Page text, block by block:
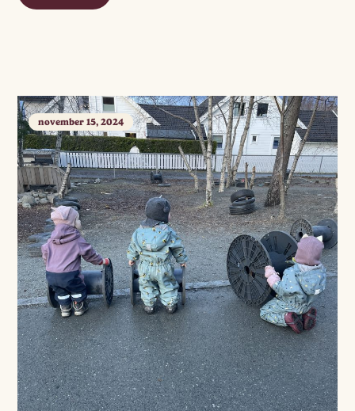
november 15, 2024